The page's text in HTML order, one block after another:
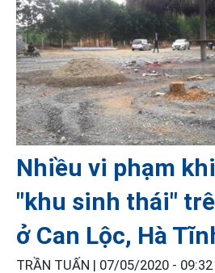
Nhiều vi phạm
"khu sinh thái"
ở Can Lộc, Hà
TRẦN TUẤN | 07/05/2020 - 09:32